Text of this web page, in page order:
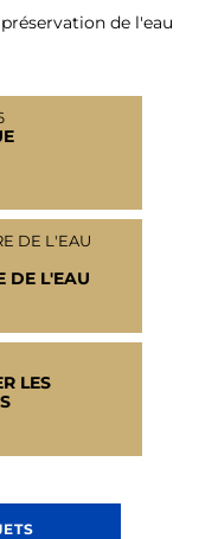
DE L'EAU
DE L'EAU
LES
de l'eau